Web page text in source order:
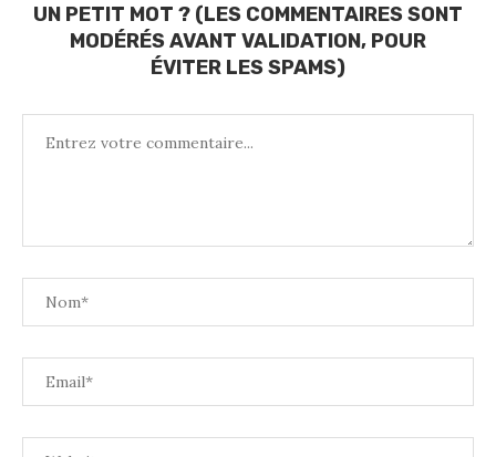
UN PETIT MOT ? (LES COMMENTAIRES SONT
MODÉRÉS AVANT VALIDATION, POUR
ÉVITER LES SPAMS)